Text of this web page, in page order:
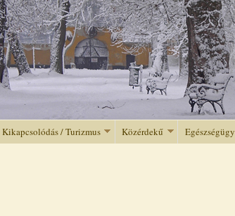
Jump to navigation
Kikapcsolódás / Turizmus Közérdekű Egészségügy